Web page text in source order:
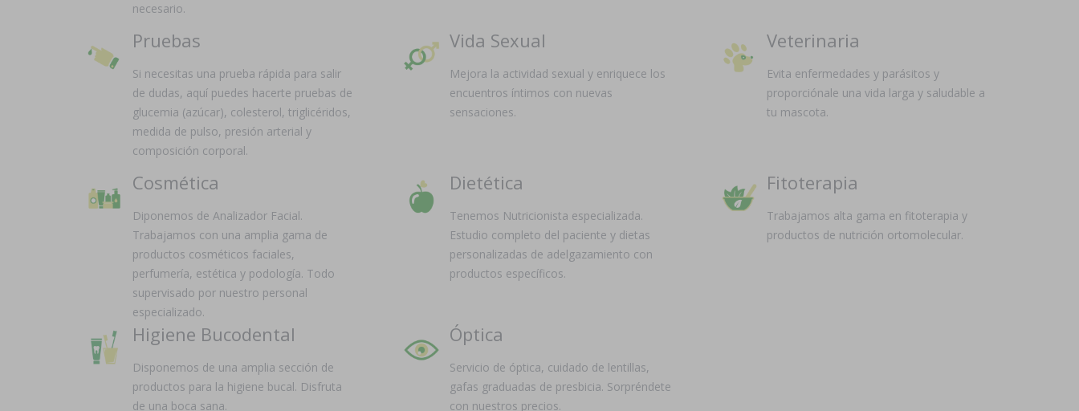
necesario.
Pruebas
Si necesitas una prueba rápida para salir
de dudas, aquí puedes hacerte pruebas de
glucemia (azúcar), colesterol, triglicéridos,
medida de pulso, presión arterial y
composición corporal.
Vida Sexual
Mejora la actividad sexual y enriquece los
encuentros íntimos con nuevas
sensaciones.
Veterinaria
Evita enfermedades y parásitos y
proporciónale una vida larga y saludable a
tu mascota.
Cosmética
Diponemos de Analizador Facial.
Trabajamos con una amplia gama de
productos cosméticos faciales,
perfumería, estética y podología. Todo
supervisado por nuestro personal
especializado.
Dietética
Tenemos Nutricionista especializada.
Estudio completo del paciente y dietas
personalizadas de adelgazamiento con
productos específicos.
Fitoterapia
Trabajamos alta gama en fitoterapia y
productos de nutrición ortomolecular.
Higiene Bucodental
Disponemos de una amplia sección de
productos para la higiene bucal. Disfruta
de una boca sana.
Óptica
Servicio de óptica, cuidado de lentillas,
gafas graduadas de presbicia. Sorpréndete
con nuestros precios.